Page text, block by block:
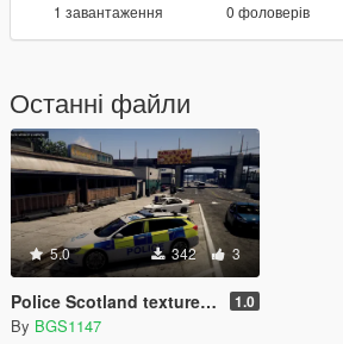
1 завантаження 0 фоловерів
Останні файли
5.0 342 3
Police Scotland texture for Britishgamer88's 2017 insignia 1.0
By BGS1147